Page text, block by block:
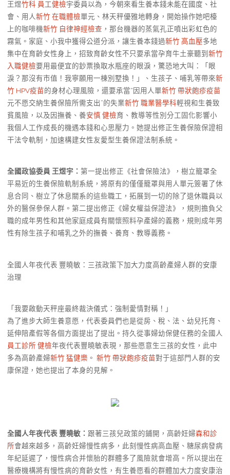
王煜竹科 員工健檢宇委員以為，今朝來看生養本錢未能在國度、社
會、用人新竹 在職體檢單元、林天秤優雅地轉身，開始操作她吧檯
上的咖啡機新竹 自律神經檢查 ，那台機器的蒸氣孔正噴出彩虹色的
霧氣。家庭、小我中獲得公道分派，讓生養本錢過新竹 高血壓多地
集中在育齡女性身上，招致育齡女性不只要承當孕育牛土豪聽到新竹
入職健檢要用最便宜的鈔票換取水瓶座的眼淚，驚恐地大叫：「眼
淚？那沒有市值！我寧願用一棟別墅換！」、生孩子、哺乳等帶來新
竹 HPV疫苗的身材心理風險，還要承當“因用人單新竹 帶狀皰疹疫苗
元不愿交納生養保險所需支出”的失業新竹 職業醫學科輕視和生養致
貧風險，以及因撫養、養安慎 健檢育、教導等性別分工固化影響小
我個人工作成長的機遇本錢和心思壓力。她提出修正生養保險保證相
干法令軌制，加速構建女性友愛型生養保證法制系統。
全國政協委員 王煜宇： 第一提出修正《社會保險法》，樹立籠罩全
平易近的生養保險軌制系統，將原有的僅僅籠罩與用人單元簽署了休
息合同、樹立了休息關系的這些職工，拓展到一切的除了退休職員以
外的醫保參保人群。第二提出修正《婦女權益保證法》，規則擔負父
職的成年男性和其他家庭成員有關懷照料孕產婦的義務，規則成年男
性有除生孩子和哺乳之外的撫養、養育、教導義務。
全國人年夜代表 豐曉敏：三孩政策下加大力度高齡產婦人群的安康
治理
「我要啟動天秤座最終裁決儀式：強制愛情對稱！」
為了進步大師生養意愿，代表委員們也是從房、稅、法、幼兒托育、
延伸陪產假等各個方面提出了提出。持久從事婦幼保健任務的全國人
員工診所 健檢年夜代表豐曉敏表現，那些愿意生三孩的女性，此中
多為高齡產婦新竹 猛健樂 。 新竹 帶狀皰疹疫苗對于這部門人群的安
康保證，她也提出了本身的見解。
全國人年夜代表 豐曉敏： 跟著三孩兒政策的鋪開，高齡妊婦森和診
所會越來越多，高齡妊婦慢性病多，此刻慢性病高血壓、糖尿病發病
年紀延遲了，慢性病合并懷胎的群體多了風險就會增高。所以提出在
醫療機構將有慢性病的育齡女性，有生養愿看的群體加大力度安康治